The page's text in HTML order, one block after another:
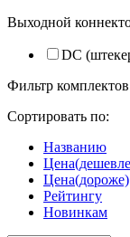
Выходной
DC
Фильтр комплектов
Сортировать по:
Названию
Цена(дороже)
Рейтингу
Новинкам